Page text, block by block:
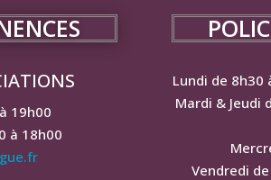
19h00
à 18h00
Lundi de 8h30
Mardi & Jeudi
Vendredi